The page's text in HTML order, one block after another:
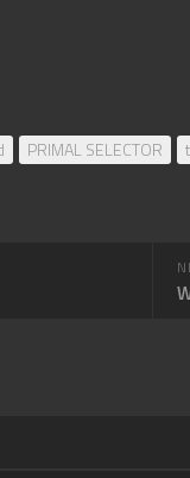
PRIMAL SELECTOR